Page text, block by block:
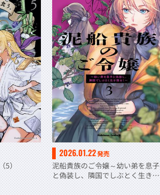
）
2026.01.22発売
泥船貴族のご令嬢～幼い弟を息子
と偽装し、隣国でしぶとく生き残